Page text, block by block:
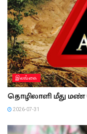
இலங்கை
தொழிலாளி மீது மண்
2026-07-31